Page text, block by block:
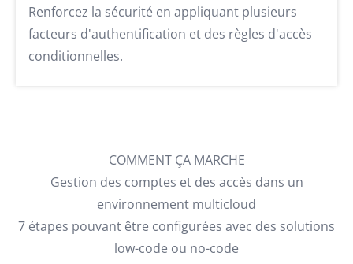
Renforcez la sécurité en appliquant plusieurs
facteurs d'authentification et des règles d'accès
conditionnelles.
COMMENT ÇA MARCHE
Gestion des comptes et des accès dans un
environnement multicloud
7 étapes pouvant être configurées avec des solutions
low-code ou no-code